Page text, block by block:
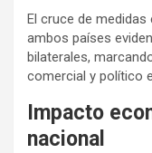
El cruce de
ambos países
bilaterales,
comercial y político
Impacto
nacional